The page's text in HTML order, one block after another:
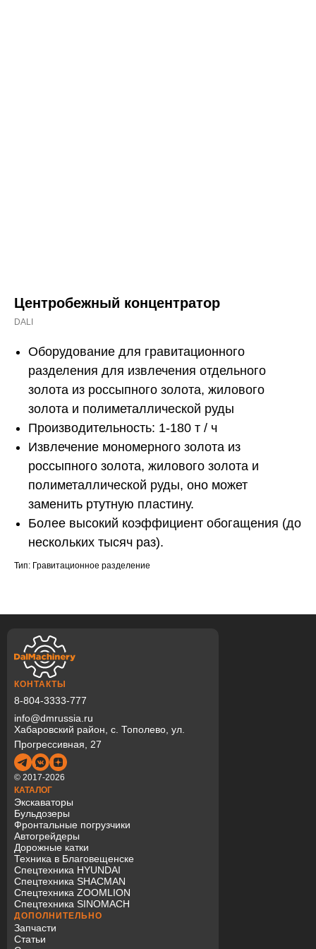
Центробежный концентратор
DALI
Оборудование для гравитационного
разделения для извлечения отдельного
золота из россыпного золота, жилового
золота и полиметаллической руды
Производительность: 1-180 т / ч
Извлечение мономерного золота из
россыпного золота, жилового золота и
полиметаллической руды, оно может
заменить ртутную пластину.
Более высокий коэффициент обогащения (до
нескольких тысяч раз).
Тип: Гравитационное разделение
КОНТАКТЫ
8-804-3333-777
info@dmrussia.ru
Хабаровский район, с. Тополево, ул.
Прогрессивная, 27
© 2017-2026
КАТАЛОГ
Экскаваторы
Бульдозеры
Фронтальные погрузчики
Автогрейдеры
Дорожные катки
Техника в Благовещенске
Спецтехника HYUNDAI
Спецтехника SHACMAN
Спецтехника ZOOMLION
Спецтехника SINOMACH
ДОПОЛНИТЕЛЬНО
Запчасти
Статьи